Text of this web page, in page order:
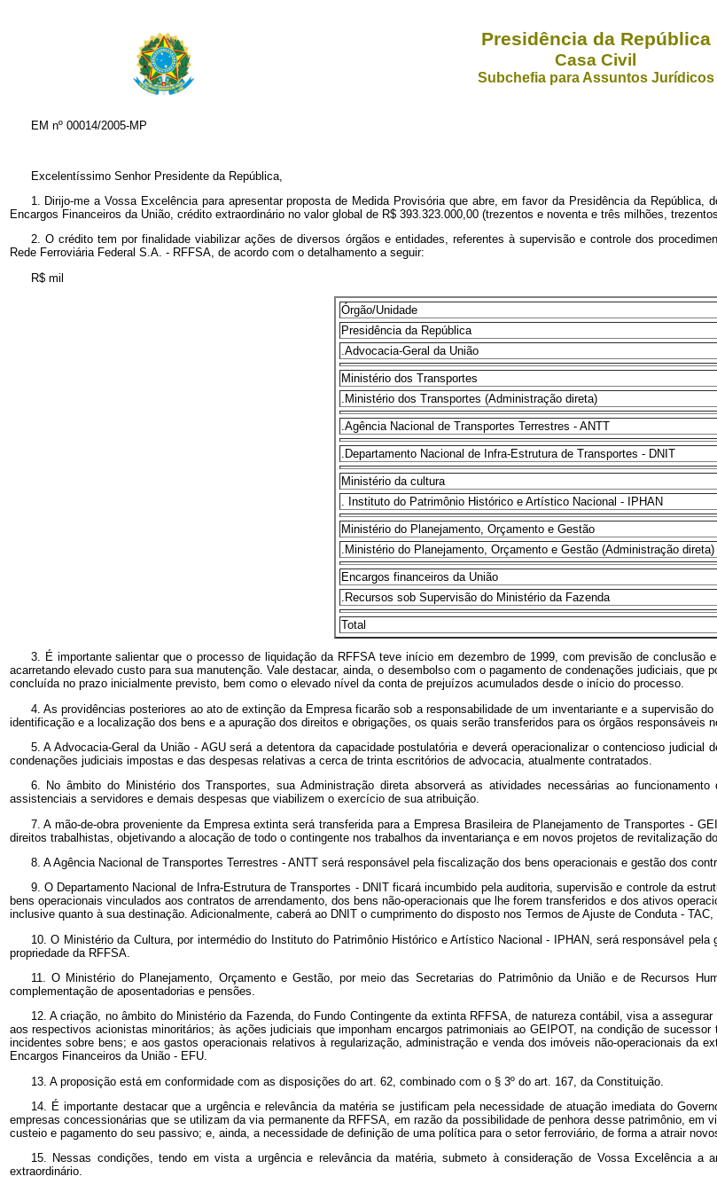
Presidência da República
Casa Civil
Subchefia para Assuntos Jurídicos
EM nº 00014/2005-MP
Excelentíssimo Senhor Presidente da República,
1. Dirijo-me a Vossa Excelência para apresentar proposta de Medida Provisória que abre, em favor da Presidência da
Encargos Financeiros da União, crédito extraordinário no valor global de R$ 393.323.000,00 (trezentos e noventa e três milhões,
2. O crédito tem por finalidade viabilizar ações de diversos órgãos e entidades, referentes à supervisão e controle dos
Rede Ferroviária Federal S.A. - RFFSA, de acordo com o detalhamento a seguir:
R$ mil
Órgão/Unidade
Presidência da República
.Advocacia-Geral da União
Ministério dos Transportes
.Ministério dos Transportes (Administração direta)
.Agência Nacional de Transportes Terrestres - ANTT
.Departamento Nacional de Infra-Estrutura de Transportes - DNIT
Ministério da cultura
. Instituto do Patrimônio Histórico e Artístico Nacional - IPHAN
Ministério do Planejamento, Orçamento e Gestão
.Ministério do Planejamento, Orçamento e Gestão (Administração direta)
Encargos financeiros da União
.Recursos sob Supervisão do Ministério da Fazenda
Total
3. É importante salientar que o processo de liquidação da RFFSA teve início em dezembro de 1999, com previsão de
acarretando elevado custo para sua manutenção. Vale destacar, ainda, o desembolso com o pagamento de condenações judiciais,
concluída no prazo inicialmente previsto, bem como o elevado nível da conta de prejuízos acumulados desde o início do processo.
4. As providências posteriores ao ato de extinção da Empresa ficarão sob a responsabilidade de um inventariante e a supervisão
identificação e a localização dos bens e a apuração dos direitos e obrigações, os quais serão transferidos para os órgãos responsáveis
5. A Advocacia-Geral da União - AGU será a detentora da capacidade postulatória e deverá operacionalizar o contencioso
condenações judiciais impostas e das despesas relativas a cerca de trinta escritórios de advocacia, atualmente contratados.
6. No âmbito do Ministério dos Transportes, sua Administração direta absorverá as atividades necessárias ao
assistenciais a servidores e demais despesas que viabilizem o exercício de sua atribuição.
7. A mão-de-obra proveniente da Empresa extinta será transferida para a Empresa Brasileira de Planejamento de Transportes -
direitos trabalhistas, objetivando a alocação de todo o contingente nos trabalhos da inventariança e em novos projetos de revitalização
8. A Agência Nacional de Transportes Terrestres - ANTT será responsável pela fiscalização dos bens operacionais e gestão dos
9. O Departamento Nacional de Infra-Estrutura de Transportes - DNIT ficará incumbido pela auditoria, supervisão e controle da
bens operacionais vinculados aos contratos de arrendamento, dos bens não-operacionais que lhe forem transferidos e dos ativos
inclusive quanto à sua destinação. Adicionalmente, caberá ao DNIT o cumprimento do disposto nos Termos de Ajuste de Conduta -
10. O Ministério da Cultura, por intermédio do Instituto do Patrimônio Histórico e Artístico Nacional - IPHAN, será responsável
propriedade da RFFSA.
11. O Ministério do Planejamento, Orçamento e Gestão, por meio das Secretarias do Patrimônio da União e de Recursos
complementação de aposentadorias e pensões.
12. A criação, no âmbito do Ministério da Fazenda, do Fundo Contingente da extinta RFFSA, de natureza contábil, visa a
aos respectivos acionistas minoritários; às ações judiciais que imponham encargos patrimoniais ao GEIPOT, na condição de
incidentes sobre bens; e aos gastos operacionais relativos à regularização, administração e venda dos imóveis não-operacionais da
Encargos Financeiros da União - EFU.
13. A proposição está em conformidade com as disposições do art. 62, combinado com o § 3º do art. 167, da Constituição.
14. É importante destacar que a urgência e relevância da matéria se justificam pela necessidade de atuação imediata do
empresas concessionárias que se utilizam da via permanente da RFFSA, em razão da possibilidade de penhora desse patrimônio,
custeio e pagamento do seu passivo; e, ainda, a necessidade de definição de uma política para o setor ferroviário, de forma a atrair
15. Nessas condições, tendo em vista a urgência e relevância da matéria, submeto à consideração de Vossa Excelência a
extraordinário.